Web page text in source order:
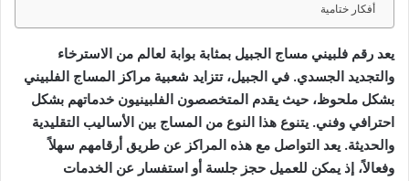
أفكار ختامية
يعد رقم فلبيني مساج الجبيل بمثابة بوابة لعالم من الاسترخاء
والتجديد الجسدي. في الجبيل، تتزايد شعبية مراكز المساج الفلبيني
بشكل ملحوظ، حيث يقدم المتخصصون الفلبينيون خدماتهم بشكل
احترافي وفني. يتنوع هذا النوع من المساج بين الأساليب التقليدية
والحديثة. يعد التواصل مع هذه المراكز عن طريق أرقامهم سهلاً
وفعالاً، إذ يمكن للعميل حجز جلسة أو استفسار عن الخدمات